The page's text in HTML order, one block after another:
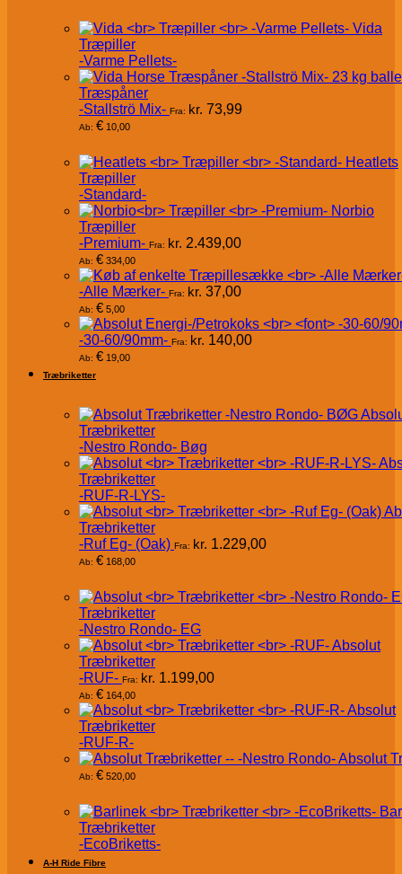
Vida
Træpiller
-Varme Pellets-
Træspåner
-Stallströ Mix- Fra: kr. 73,99
Ab: € 10,00
Heatlets
Træpiller
-Standard-
Norbio
Træpiller
-Premium- Fra: kr. 2.439,00
Ab: € 334,00
-Alle Mærker- Fra: kr. 37,00
Ab: € 5,00
-30-60/90mm- Fra: kr. 140,00
Ab: € 19,00
Træbriketter
Træbriketter
-Nestro Rondo- Bøg
Træbriketter
-RUF-R-LYS-
Træbriketter
-Ruf Eg- (Oak) Fra: kr. 1.229,00
Ab: € 168,00
Træbriketter
-Nestro Rondo- EG
Absolut
Træbriketter
-RUF- Fra: kr. 1.199,00
Ab: € 164,00
Absolut
Træbriketter
-RUF-R-
Absolut
Ab: € 520,00
Træbriketter
-EcoBriketts-
A-H Ride Fibre